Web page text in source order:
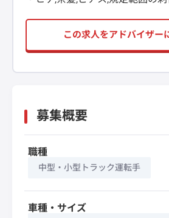
この求人をアドバイザー
募集概要
職種
中型・小型トラック運転手
車種・サイズ